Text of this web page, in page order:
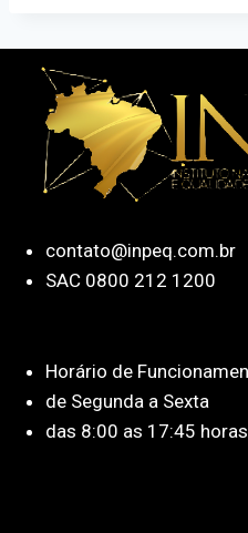
contato@inpeq.com.br
SAC 0800 212 1200
Horário de
de Segunda a Sexta
das 8:00 as 17:45 horas